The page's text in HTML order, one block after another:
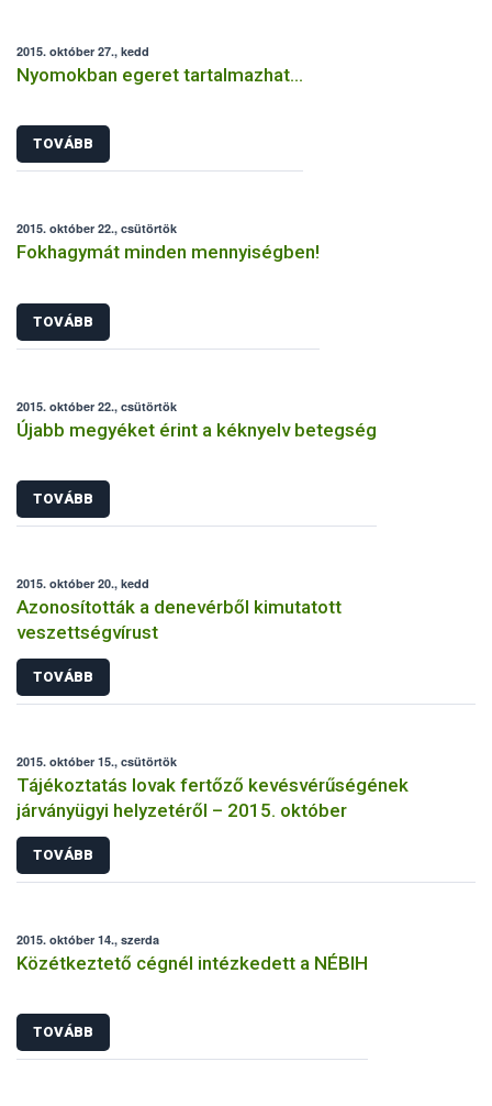
2015. október 27., kedd
Nyomokban egeret tartalmazhat…
TOVÁBB
2015. október 22., csütörtök
Fokhagymát minden mennyiségben!
TOVÁBB
2015. október 22., csütörtök
Újabb megyéket érint a kéknyelv betegség
TOVÁBB
2015. október 20., kedd
Azonosították a denevérből kimutatott
veszettségvírust
TOVÁBB
2015. október 15., csütörtök
Tájékoztatás lovak fertőző kevésvérűségének
járványügyi helyzetéről – 2015. október
TOVÁBB
2015. október 14., szerda
Közétkeztető cégnél intézkedett a NÉBIH
TOVÁBB